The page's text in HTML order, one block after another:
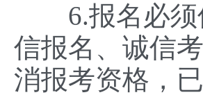
6.报名必须
信报名、诚信
消报考资格，